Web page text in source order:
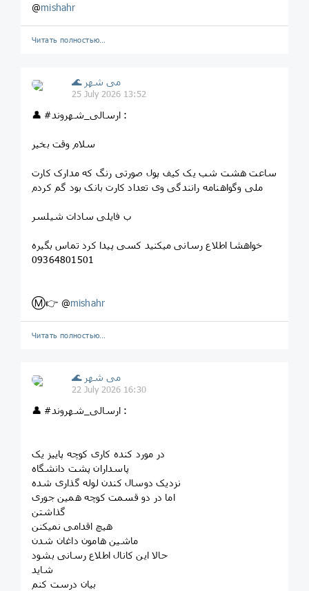
@mishahr
Читать полностью…
🌊 می شهر
25 July 2026 13:52
👤 #ارسالی_شهروند :
سلام وقت بخیر
ساعت هشت شب یک کیف پول صورتی رنگ که مدارک کارت
ملی وگواهنامه رانندگی وی تعداد کارت بانک بود گم کردم
ب فایلی سادات شیلسر
خواهشا اطلاع رسانی میکنید کسی پیدا کرد تماس بگیره
09364801501
Ⓜ️👉 @mishahr
Читать полностью…
🌊 می شهر
22 July 2026 16:30
👤 #ارسالی_شهروند :
در مورد کنده کاری کوچه پاییز یک
پاسداران پشت دانشگاه
نزدیک دوسال کندن لوله گذاری شده
اما در دو قسمت کوچه همین جوری
گذاشتن
هیچ اقدامی نمیکنن
ماشین هامون داغان شدن
حالا این کانال اطلاع رسانی بشود
شاید
بیان درست کنم